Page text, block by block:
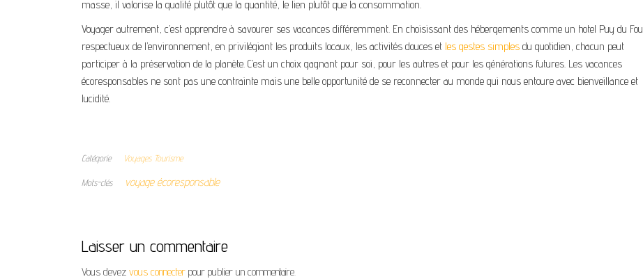
masse, il valorise la qualité plutôt que la quantité, le lien plutôt que la consommation.
Voyager autrement, c’est apprendre à savourer ses vacances différemment. En choisissant des hébergements comme un hotel Puy du Fou
respectueux de l’environnement, en privilégiant les produits locaux, les activités douces et les gestes simples du quotidien, chacun peut
participer à la préservation de la planète. C’est un choix gagnant pour soi, pour les autres et pour les générations futures. Les vacances
écoresponsables ne sont pas une contrainte mais une belle opportunité de se reconnecter au monde qui nous entoure avec bienveillance et
lucidité.
Catégorie Voyages Tourisme
Mots-clés voyage écoresponsable
Laisser un commentaire
Vous devez vous connecter pour publier un commentaire.